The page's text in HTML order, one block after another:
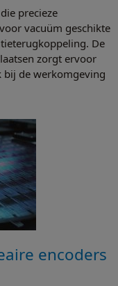
precieze
vacuüm geschikte
De
zorgt ervoor
bij de werkomgeving
encoders